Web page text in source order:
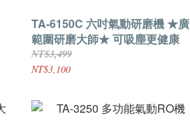
TA-6150C 六吋氣動研磨機 ★廣
範圍研磨大師★ 可吸塵更健康
NT$3,499
NT$3,100